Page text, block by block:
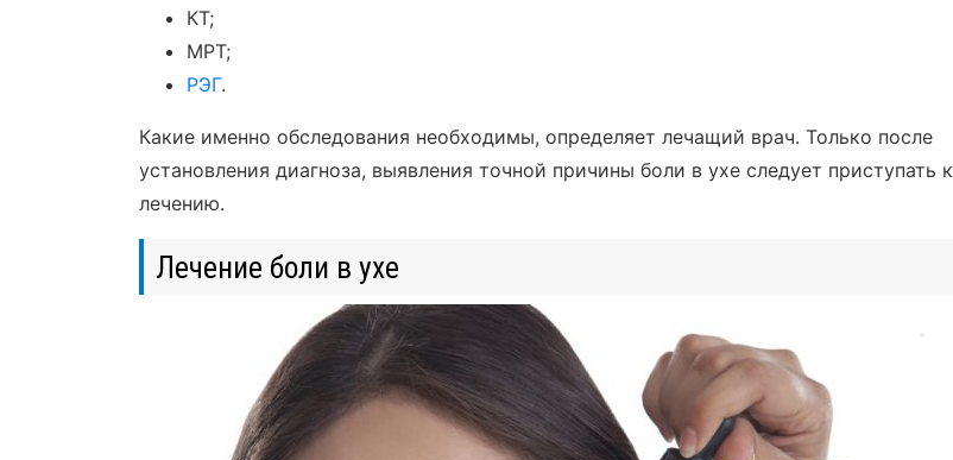
КТ;
МРТ;
РЭГ.
Какие именно обследования необходимы, определяет лечащий врач. Только после
установления диагноза, выявления точной причины боли в ухе следует приступать к
лечению.
Лечение боли в ухе